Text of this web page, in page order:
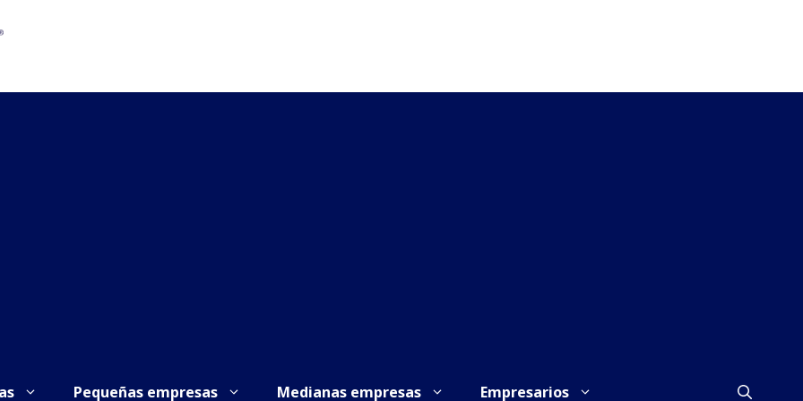
Pequeñas empresas Medianas empresas Empresarios